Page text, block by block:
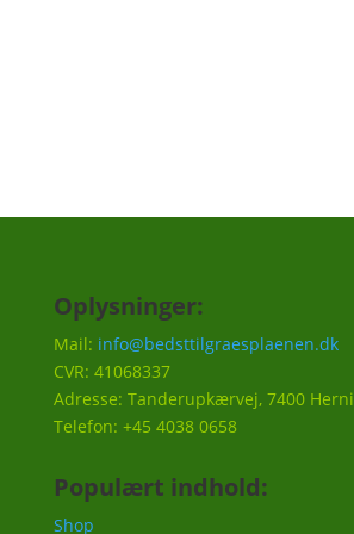
Oplysninger:
Mail: info@bedsttilgraesplaenen.dk
CVR: 41068337
Adresse: Tanderupkærvej, 7400
Telefon: +45 4038 0658
Populært indhold:
Shop